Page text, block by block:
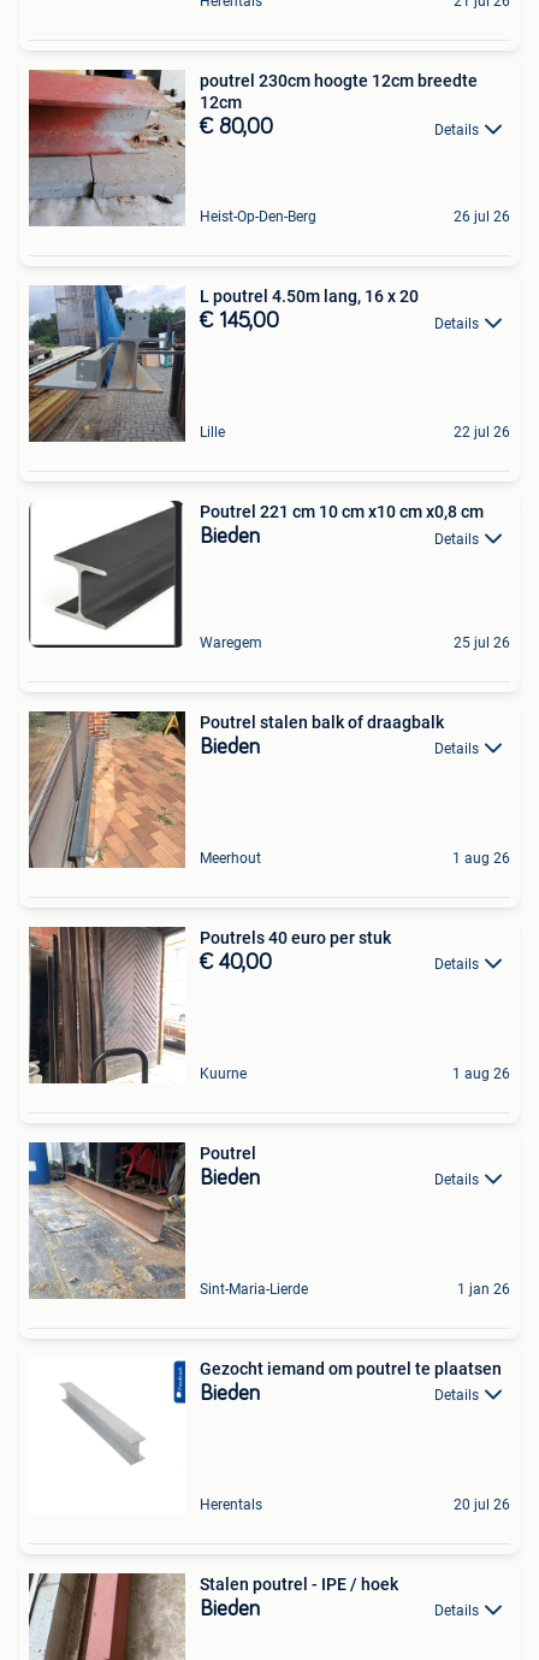
poutrel 230cm hoogte 12cm breedte
12cm
€ 80,00 Details
Heist-Op-Den-Berg 26 jul 26
L poutrel 4.50m lang, 16 x 20
€ 145,00 Details
Lille 22 jul 26
Poutrel 221 cm 10 cm x10 cm x0,8 cm
Bieden Details
Waregem 25 jul 26
Poutrel stalen balk of draagbalk
Bieden Details
Meerhout 1 aug 26
Poutrels 40 euro per stuk
€ 40,00 Details
Kuurne 1 aug 26
Poutrel
Bieden Details
Sint-Maria-Lierde 1 jan 26
Gezocht iemand om poutrel te plaatsen
Bieden Details
Herentals 20 jul 26
Stalen poutrel - IPE / hoek
Bieden Details